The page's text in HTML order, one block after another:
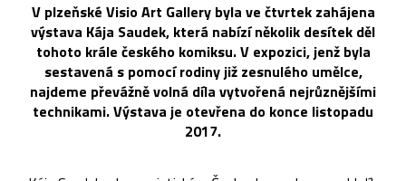
V plzeňské Visio Art Gallery byla ve čtvrtek zahájena
výstava Kája Saudek, která nabízí několik desítek děl
tohoto krále českého komiksu. V expozici, jenž byla
sestavená s pomocí rodiny již zesnulého umělce,
najdeme převážně volná díla vytvořená nejrůznějšími
technikami. Výstava je otevřena do konce listopadu
2017.